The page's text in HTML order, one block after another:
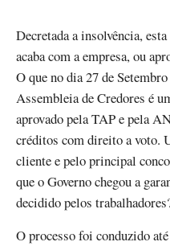
Decretada a insolvência,
acaba com a empresa, ou
O que no dia 27 de
Assembleia de Credores é
aprovado pela TAP e pela
créditos com direito a voto.
cliente e pelo principal
que o Governo chegou a
decidido pelos
O processo foi conduzido